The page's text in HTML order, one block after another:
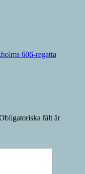
606-regatta
fält är